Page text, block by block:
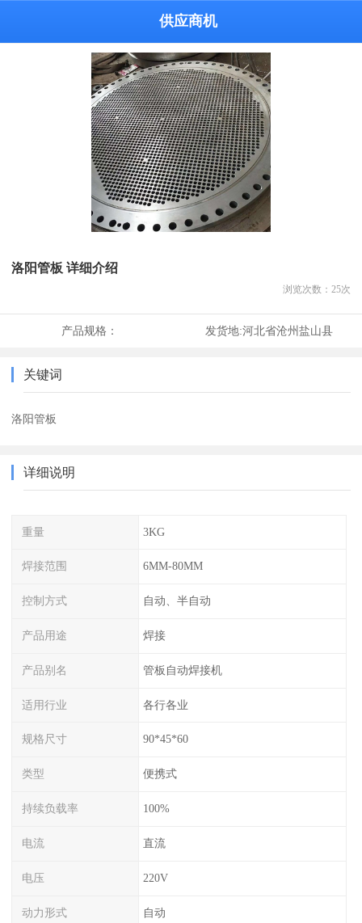
供应商机
洛阳管板 详细介绍
浏览次数： 25次
产品规格： 发货地:河北省沧州盐山县
关键词
洛阳管板
详细说明
重量 3KG
焊接范围 6MM-80MM
控制方式 自动、半自动
产品用途 焊接
产品别名 管板自动焊接机
适用行业 各行各业
规格尺寸 90*45*60
类型 便携式
持续负载率 100%
电流 直流
电压 220V
动力形式 自动